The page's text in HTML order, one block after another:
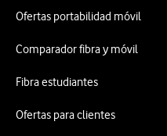
Ofertas portabilidad móvil
Comparador fibra y móvil
Fibra estudiantes
Ofertas para clientes